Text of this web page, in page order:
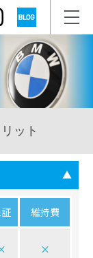
ット
▼
維持費
×